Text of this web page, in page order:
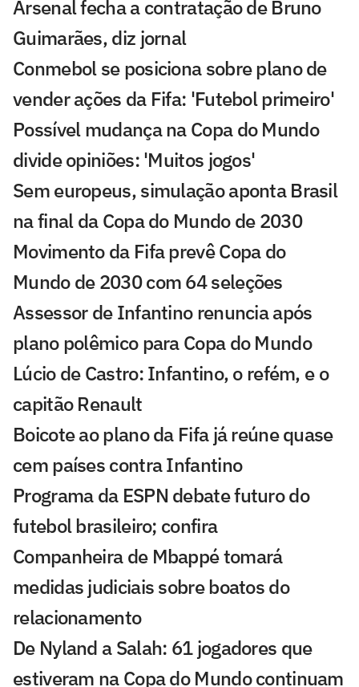
Arsenal fecha a contratação de Bruno
Guimarães, diz jornal
Conmebol se posiciona sobre plano de
vender ações da Fifa: 'Futebol primeiro'
Possível mudança na Copa do Mundo
divide opiniões: 'Muitos jogos'
Sem europeus, simulação aponta Brasil
na final da Copa do Mundo de 2030
Movimento da Fifa prevê Copa do
Mundo de 2030 com 64 seleções
Assessor de Infantino renuncia após
plano polêmico para Copa do Mundo
Lúcio de Castro: Infantino, o refém, e o
capitão Renault
Boicote ao plano da Fifa já reúne quase
cem países contra Infantino
Programa da ESPN debate futuro do
futebol brasileiro; confira
Companheira de Mbappé tomará
medidas judiciais sobre boatos do
relacionamento
De Nyland a Salah: 61 jogadores que
estiveram na Copa do Mundo continuam